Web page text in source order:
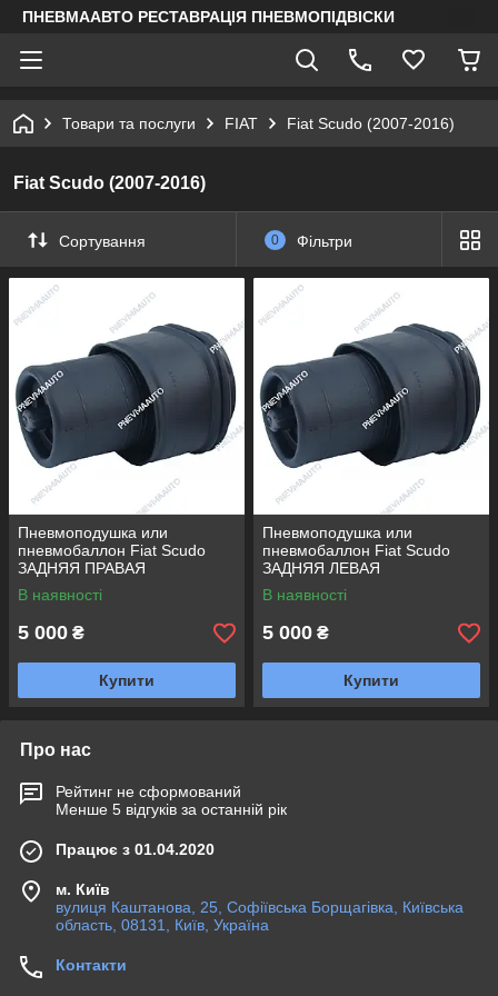
ПНЕВМААВТО РЕСТАВРАЦІЯ ПНЕВМОПІДВІСКИ
Товари та послуги FIAT Fiat Scudo (2007-2016)
Fiat Scudo (2007-2016)
Сортування 0 Фільтри
Пневмоподушка или
пневмобаллон Fiat Scudo
ЗАДНЯЯ ПРАВАЯ
В наявності
5 000 ₴
Купити
Пневмоподушка или
пневмобаллон Fiat Scudo
ЗАДНЯЯ ЛЕВАЯ
В наявності
5 000 ₴
Купити
Про нас
Рейтинг не сформований
Менше 5 відгуків за останній рік
Працює з 01.04.2020
м. Київ
вулиця Каштанова, 25, Софіївська Борщагівка, Київська
область, 08131, Київ, Україна
Контакти